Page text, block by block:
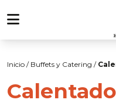
toInicio / Buffets y Catering /